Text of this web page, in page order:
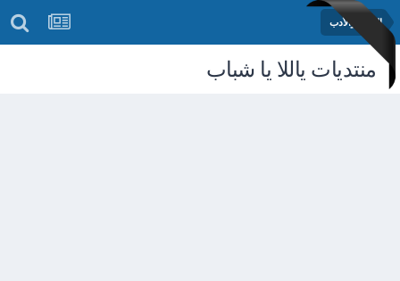
الشعر والأدب
منتديات ياللا يا شباب